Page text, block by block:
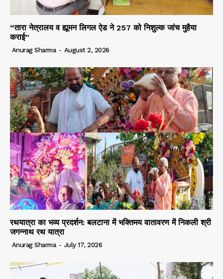
“तारा नेत्रालय व ह्यूमन लिगल ऐड ने 257 को निशुल्क जांच मुहैया
कराई”
Anurag Sharma - August 2, 2026
रथयात्रा का भव्य प्रदर्शन: बलटाना में भक्तिमय वातावरण में निकली श्री
जगन्नाथ रथ यात्रा
Anurag Sharma - July 17, 2026